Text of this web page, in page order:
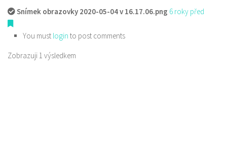
Snímek obrazovky 2020-05-04 v 16.17.06.png 6 roky před
You must login to post comments
Zobrazuji 1 výsledkem